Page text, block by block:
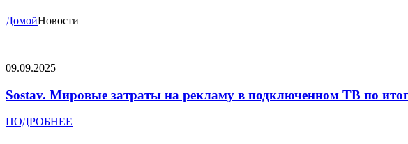
ДомойНовости
09.09.2025
Sostav. Мировые затраты на рекламу в подключенном ТВ по
ПОДРОБНЕЕ